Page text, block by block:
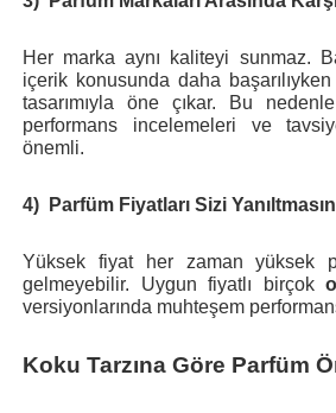
Her marka aynı kaliteyi sunmaz.
içerik konusunda daha
tasarımıyla öne çıkar. Bu nedenle
performans incelemeleri ve
önemli.
4) Parfüm Fiyatları Sizi Yanıltmasın
Yüksek fiyat her zaman yüksek
gelmeyebilir. Uygun fiyatlı birçok
versiyonlarında muhteşem
Koku Tarzına Göre Parfüm